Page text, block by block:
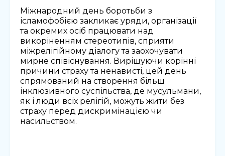
Міжнародний день боротьби з
ісламофобією закликає уряди, організації
та окремих осіб працювати над
викоріненням стереотипів, сприяти
міжрелігійному діалогу та заохочувати
мирне співіснування. Вирішуючи корінні
причини страху та ненависті, цей день
спрямований на створення більш
інклюзивного суспільства, де мусульмани,
як і люди всіх релігій, можуть жити без
страху перед дискримінацією чи
насильством.